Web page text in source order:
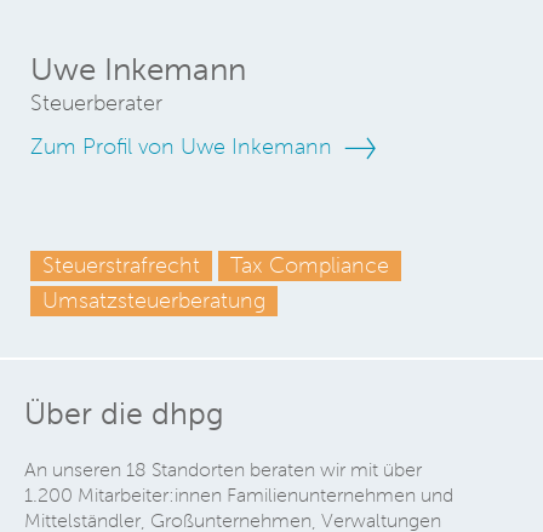
Uwe Inkemann
Steuerberater
Zum Profil von Uwe Inkemann
Steuerstrafrecht
Tax Compliance
Umsatzsteuerberatung
Über die dhpg
An unseren 18 Standorten beraten wir mit über
1.200 Mitarbeiter:innen Familienunternehmen und
Mittelständler, Großunternehmen, Verwaltungen